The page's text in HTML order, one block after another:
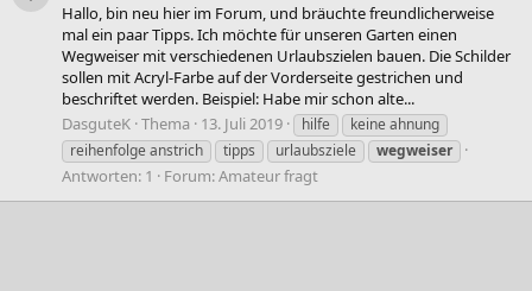
Hallo, bin neu hier im Forum, und bräuchte freundlicherweise
mal ein paar Tipps. Ich möchte für unseren Garten einen
Wegweiser mit verschiedenen Urlaubszielen bauen. Die Schilder
sollen mit Acryl-Farbe auf der Vorderseite gestrichen und
beschriftet werden. Beispiel: Habe mir schon alte...
DasguteK Thema 13. Juli 2019 hilfe
keine ahnung
reihenfolge anstrich
tipps urlaubsziele wegweiser
Antworten: 1 Forum:Amateur fragt